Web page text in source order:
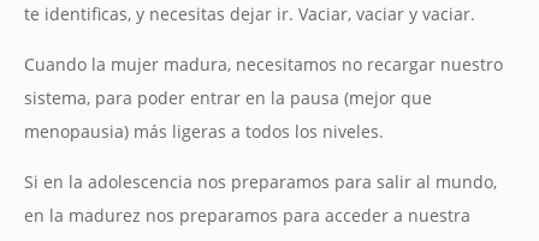
te identificas, y necesitas dejar ir. Vaciar, vaciar y vaciar.
Cuando la mujer madura, necesitamos no recargar nuestro
sistema, para poder entrar en la pausa (mejor que
menopausia) más ligeras a todos los niveles.
Si en la adolescencia nos preparamos para salir al mundo,
en la madurez nos preparamos para acceder a nuestra